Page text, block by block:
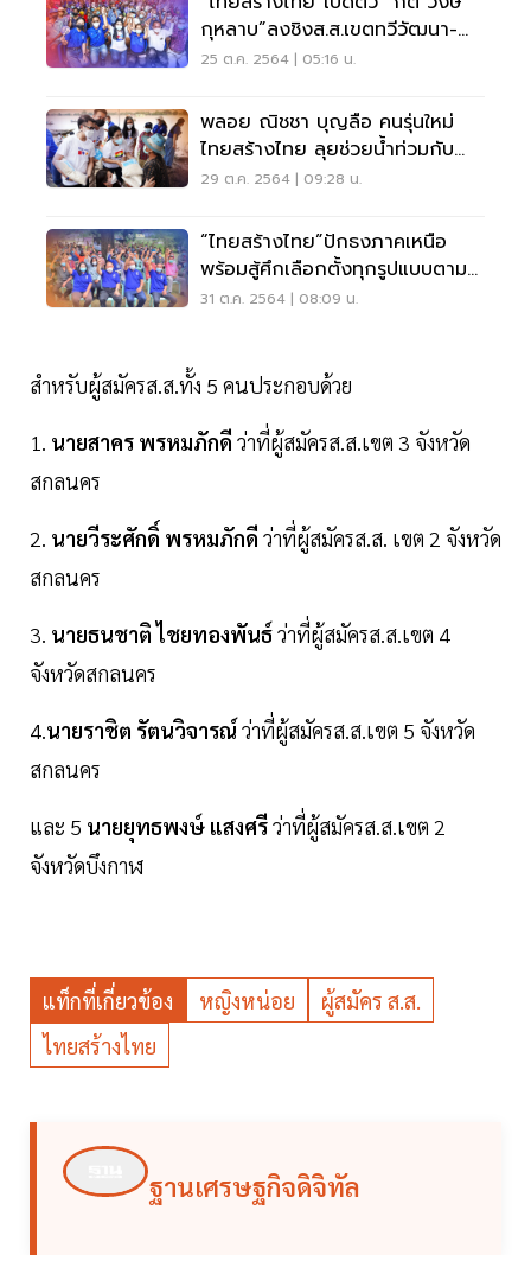
กุหลาบ”ลงชิงส.ส.เขตทวีวัฒนา-
หนองแขม
25 ต.ค. 2564 | 05:16 น.
พลอย ณิชชา บุญลือ คนรุ่นใหม่
ไทยสร้างไทย ลุยช่วยน้ำท่วมกับ
คุณหญิงสุดารัตน์
29 ต.ค. 2564 | 09:28 น.
“ไทยสร้างไทย”ปักธงภาคเหนือ
พร้อมสู้ศึกเลือกตั้งทุกรูปแบบตาม
กติกา
31 ต.ค. 2564 | 08:09 น.
สำหรับผู้สมัครส.ส.ทั้ง 5 คนประกอบด้วย
1. นายสาคร พรหมภักดี ว่าที่ผู้สมัครส.ส.เขต 3 จังหวัด
สกลนคร
2. นายวีระศักดิ์ พรหมภักดี ว่าที่ผู้สมัครส.ส. เขต 2 จังหวัด
สกลนคร
3. นายธนชาติ ไชยทองพันธ์ว่าที่ผู้สมัครส.ส.เขต 4
จังหวัดสกลนคร
4.นายราชิต รัตนวิจารณ์ ว่าที่ผู้สมัครส.ส.เขต 5 จังหวัด
สกลนคร
และ 5 นายยุทธพงษ์ แสงศรีว่าที่ผู้สมัครส.ส.เขต 2
จังหวัดบึงกาฬ
แท็กที่เกี่ยวข้อง หญิงหน่อย
ผู้สมัคร ส.ส.
ไทยสร้างไทย
ฐานเศรษฐกิจดิจิทัล